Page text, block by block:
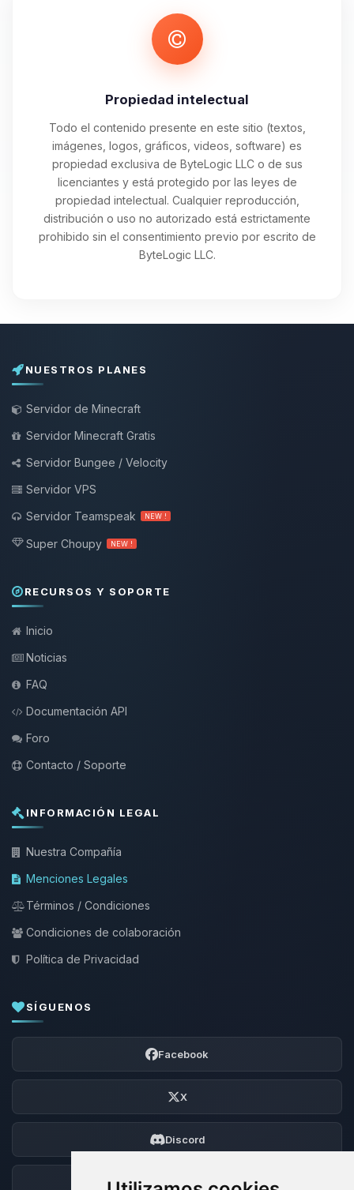
Propiedad intelectual
Todo el contenido presente en este sitio (textos,
imágenes, logos, gráficos, videos, software) es
propiedad exclusiva de ByteLogic LLC o de sus
licenciantes y está protegido por las leyes de
propiedad intelectual. Cualquier reproducción,
distribución o uso no autorizado está estrictamente
prohibido sin el consentimiento previo por escrito de
ByteLogic LLC.
NUESTROS PLANES
Servidor de Minecraft
Servidor Minecraft Gratis
Servidor Bungee / Velocity
Servidor VPS
Servidor Teamspeak
NEW !
Super Choupy NEW !
RECURSOS Y SOPORTE
Inicio
Noticias
FAQ
Documentación API
Foro
Contacto / Soporte
INFORMACIÓN LEGAL
Nuestra Compañía
Menciones Legales
Términos / Condiciones
Condiciones de colaboración
Política de Privacidad
SÍGUENOS
Facebook
X
Discord
Foro